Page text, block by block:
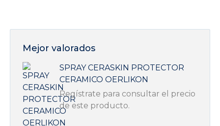
Mejor valorados
SPRAY CERASKIN PROTECTOR
CERAMICO OERLIKON
Regístrate para consultar el precio
de este producto.